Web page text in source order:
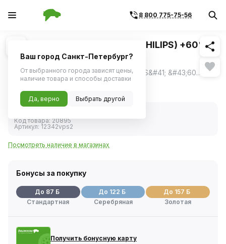
8 800 775-75-56
1/2 Похожие
vision plus (2шт.)
Лампа H4 12V 60/55W P43t &#40;PHILIPS&#41; &#43;60&#37; vision plus &#40;2шт.&#41; ещё
Код товара:20895
Артикул: 12342vps2
Посмотреть наличие в магазинах
Бонусы за покупку
До 87 Б
Стандартная
До 122 Б
Серебряная
До 157 Б
Золотая
Получить бонусную карту
Ваш город Санкт-Петербург?
От выбранного города зависят цены,
наличие товара и способы доставки
Да, верно Выбрать другой